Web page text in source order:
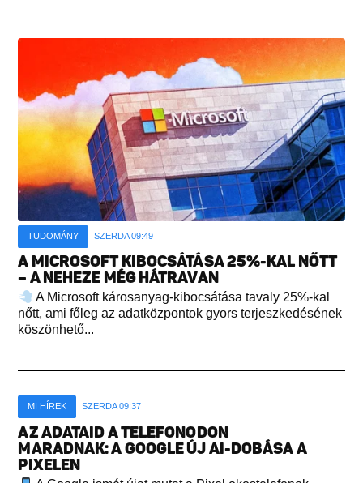
TUDOMÁNY SZERDA 09:49
A MICROSOFT KIBOCSÁTÁSA 25%-KAL NŐTT
– A NEHEZE MÉG HÁTRAVAN
A Microsoft károsanyag-kibocsátása tavaly 25%-kal
nőtt, ami főleg az adatközpontok gyors terjeszkedésének
köszönhető...
MI HÍREK SZERDA 09:37
AZ ADATAID A TELEFONODON
MARADNAK: A GOOGLE ÚJ AI-DOBÁSA A
PIXELEN